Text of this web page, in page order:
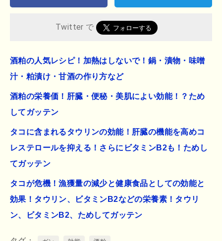
Twitter で
酒粕の人気レシピ！加熱はしないで！鍋・漬物・味噌
汁・粕漬け・甘酒の作り方など
酒粕の栄養価！肝臓・便秘・美肌によい効能！？ため
してガッテン
タコに含まれるタウリンの効能！肝臓の機能を高めコ
レステロールを抑える！さらにビタミンB2も！ためし
てガッテン
タコが危機！漁獲量の減少と健康食品としての効能と
効果！タウリン、ビタミンB2などの栄養素！タウリ
ン、ビタミンB2、ためしてガッテン